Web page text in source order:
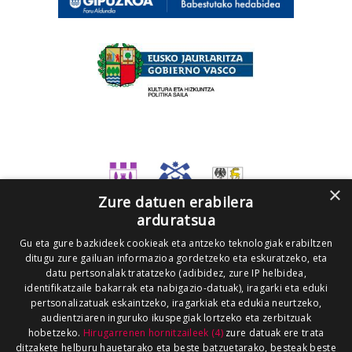
×
Zure datuen erabilera
arduratsua
Gu eta gure bazkideek cookieak eta antzeko teknologiak erabiltzen
ditugu zure gailuan informazioa gordetzeko eta eskuratzeko, eta
datu pertsonalak tratatzeko (adibidez, zure IP helbidea,
identifikatzaile bakarrak eta nabigazio-datuak), iragarki eta eduki
pertsonalizatuak eskaintzeko, iragarkiak eta edukia neurtzeko,
audientziaren inguruko ikuspegiak lortzeko eta zerbitzuak
hobetzeko. Hirugarrenen hornitzaileek (4)zure datuak ere trata
ditzakete helburu hauetarako eta beste batzuetarako, besteak beste